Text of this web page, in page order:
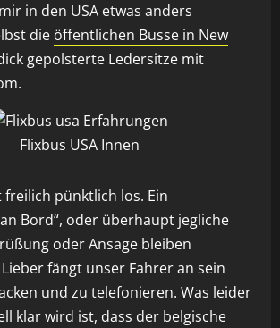
in den USA etwas anders
die öffentlichen Busse in New
gepolsterte Ledersitze mit
Flixbus USA Innen
freilich pünktlich los. Ein
Bord“, oder überhaupt jegliche
oder Ansage bleiben
fängt unser Fahrer an sein
und zu telefonieren. Was leider
klar wird ist, dass der belgische